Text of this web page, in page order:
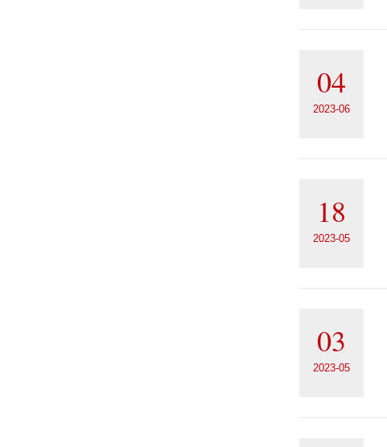
04
2023-06
18
2023-05
03
2023-05